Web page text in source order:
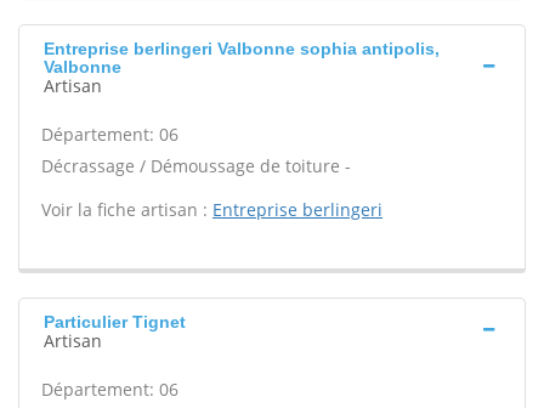
Entreprise berlingeri Valbonne sophia antipolis,
Valbonne
Artisan
Département: 06
Décrassage / Démoussage de toiture -
Voir la fiche artisan : Entreprise berlingeri
Particulier Tignet
Artisan
Département: 06